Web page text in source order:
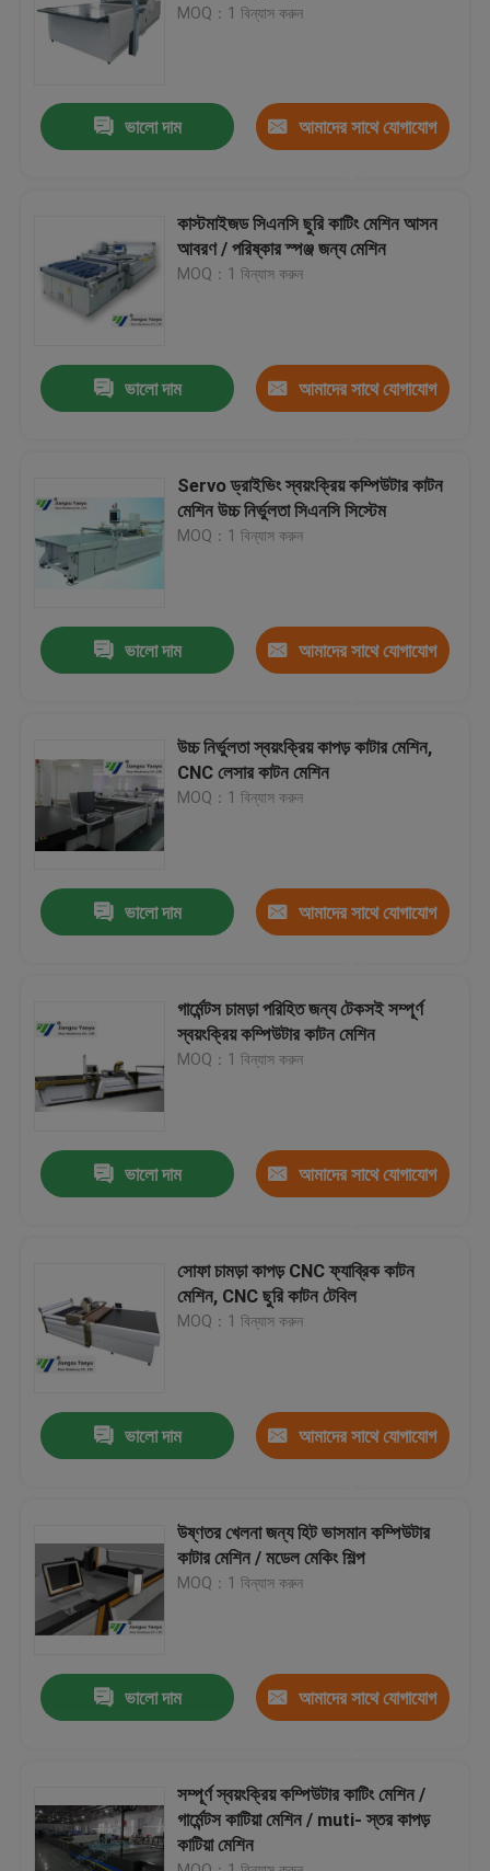
পণ্য
আমাদের সম্পর্কে
কারখানা ভ্রমণ
যোগাযোগ করুন
হাইড্রোলিক Die কাটন মেশিন
হাইড্রোলিক প্রেস মরা কাটন মেশিন
হাইড্রোলিক সুইং আর্ম কাটন মেশিন
MOQ：1 বিন্যাস করুন
ভালো দাম আমাদের সাথে যোগাযোগ
কাস্টমাইজড সিএনসি ছুরি কাটিং মেশিন আসন
আবরণ / পরিষ্কার স্পঞ্জ জন্য মেশিন
MOQ：1 বিন্যাস করুন
ভালো দাম আমাদের সাথে যোগাযোগ
Servo ড্রাইভিং স্বয়ংক্রিয় কম্পিউটার কাটন
মেশিন উচ্চ নির্ভুলতা সিএনসি সিস্টেম
MOQ：1 বিন্যাস করুন
ভালো দাম আমাদের সাথে যোগাযোগ
উচ্চ নির্ভুলতা স্বয়ংক্রিয় কাপড় কাটার মেশিন,
CNC লেসার কাটন মেশিন
MOQ：1 বিন্যাস করুন
ভালো দাম আমাদের সাথে যোগাযোগ
গার্মেন্টস চামড়া পরিহিত জন্য টেকসই সম্পূর্ণ
স্বয়ংক্রিয় কম্পিউটার কাটন মেশিন
MOQ：1 বিন্যাস করুন
ভালো দাম আমাদের সাথে যোগাযোগ
সোফা চামড়া কাপড় CNC ফ্যাব্রিক কাটন
মেশিন, CNC ছুরি কাটন টেবিল
MOQ：1 বিন্যাস করুন
ভালো দাম আমাদের সাথে যোগাযোগ
উষ্ণতর খেলনা জন্য হিট ভাসমান কম্পিউটার
কাটার মেশিন / মডেল মেকিং শিল্প
MOQ：1 বিন্যাস করুন
ভালো দাম আমাদের সাথে যোগাযোগ
সম্পূর্ণ স্বয়ংক্রিয় কম্পিউটার কাটিং মেশিন /
গার্মেন্টস কাটিয়া মেশিন / muti- স্তর কাপড়
কাটিয়া মেশিন